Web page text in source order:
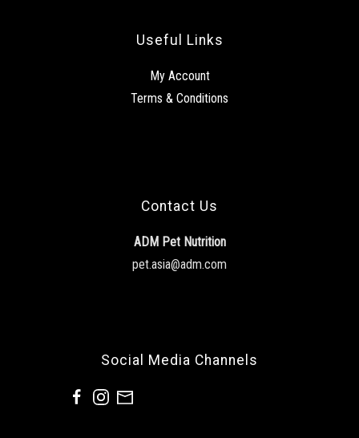
Useful Links
My Account
Terms & Conditions
Contact Us
ADM Pet Nutrition
pet.asia@adm.com
Social Media Channels